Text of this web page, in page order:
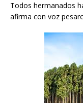
Todos hermanados
afirma con voz